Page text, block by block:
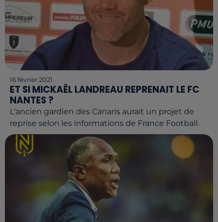
16 février 2021
ET SI MICKAËL LANDREAU REPRENAIT LE FC
NANTES ?
L'ancien gardien des Canaris aurait un projet de
reprise selon les informations de France Football.